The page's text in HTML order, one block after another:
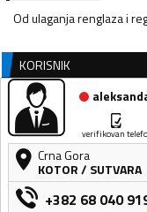
Od ulaganja renglaza i
KORISNIK
verifikovan
Crna Gora
KOTOR/ SUTVARA
+382 68 040